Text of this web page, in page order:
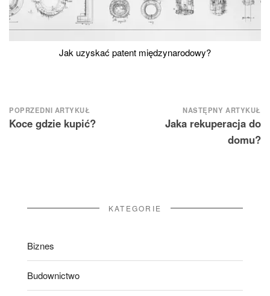
Jak uzyskać patent międzynarodowy?
Nawigacja
wpisu
POPRZEDNI ARTYKUŁ
Koce gdzie kupić?
NASTĘPNY ARTYKUŁ
Jaka rekuperacja do
domu?
KATEGORIE
Biznes
Budownictwo